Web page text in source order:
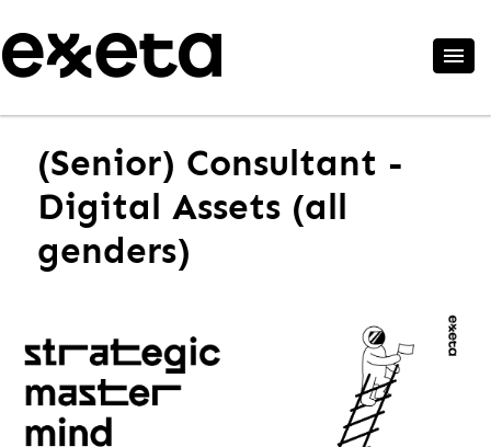
(Senior) Consultant -
Digital Assets (all
genders)